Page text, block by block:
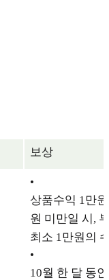
보상
•
상품수익 1만
원 미만일 시,
최소 1만원의
•
10월 한 달 동